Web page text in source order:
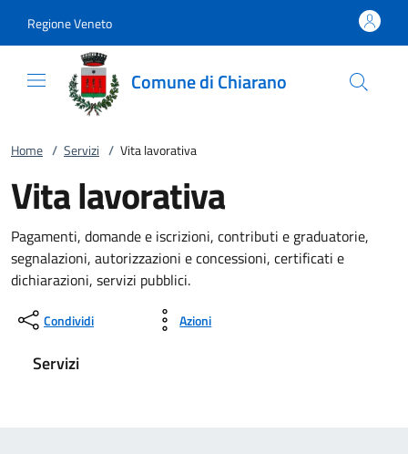
Regione Veneto
Comune di Chiarano
Home / Servizi / Vita lavorativa
Vita lavorativa
Pagamenti, domande e iscrizioni, contributi e graduatorie,
segnalazioni, autorizzazioni e concessioni, certificati e
dichiarazioni, servizi pubblici.
Condividi Azioni
Servizi